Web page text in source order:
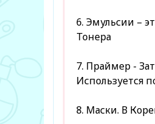
6. Эмульсии –
Тонера
7. Праймер -
Используется
8. Маски. В